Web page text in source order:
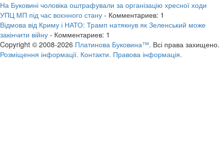
На Буковині чоловіка оштрафували за організацію хресної ходи
УПЦ МП під час воєнного стану - Комментариев: 1
Відмова від Криму і НАТО: Трамп натякнув як Зеленський може
закінчити війну - Комментариев: 1
Copyright © 2008-2026 Платинова Буковина™. Всі права захищено.
Розміщення інформації. Контакти. Правова інформація.